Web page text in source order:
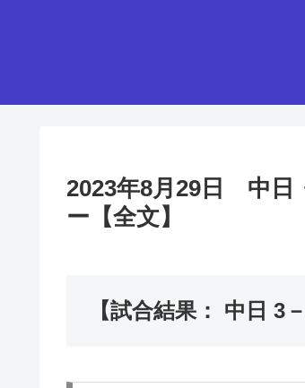
2023年8月29日 中日
ー【全文】
【試合結果： 中日 3